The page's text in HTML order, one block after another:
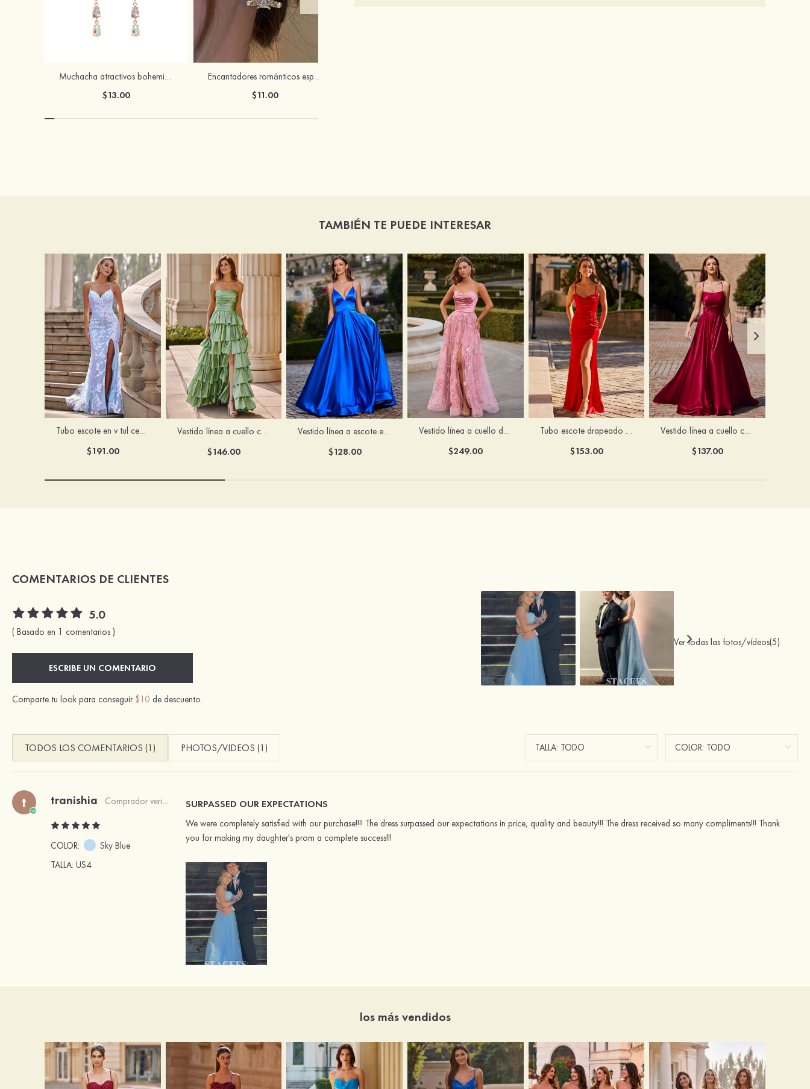
Muchacha atractivos bohemias brillo rhinestones pendientes
$13.00
Encantadores románticos espléndido circón pendientes
$11.00
TAMBIÉN TE PUEDE INTERESAR
Tubo escote en v tul cepillo tren vestido de graduación
$191.00
Vestido línea a cuello cuadrado tafetán hasta el suelo vestido de graduación con volantes
$146.00
Vestido línea a escote en v tela charmeuse hasta el suelo vestido de graduación
$128.00
Vestido línea a cuello de corazón tul cola de barrido vestido de graduación
$249.00
Tubo escote drapeado satén hasta el suelo vestido de graduación
$153.00
Vestido línea a cuello cuadrado tela charmeuse barrer tren vestido de graduación
$137.00
COMENTARIOS DE CLIENTES
5.0
( Basado en 1 comentarios )
ESCRIBE UN COMENTARIO
Comparte tu look para conseguir $10 de descuento.
Ver todas las fotos/vídeos(5)
TODOS LOS COMENTARIOS (1) PHOTOS/VIDEOS (1)
t tranishia Comprador verificado
COLOR:
Sky Blue
TALLA: US4
SURPASSED OUR EXPECTATIONS
We were completely satisfied with our purchase!!!! The dress surpassed our expectations in price, quality and beauty!!! The dress received so many compliments!!! Thank
you for making my daughter's prom a complete success!!!
los más vendidos